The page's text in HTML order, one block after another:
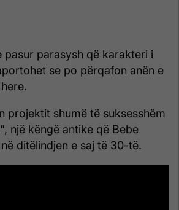
pasur parasysh që karakteri i
se po përqafon anën e
projektit shumë të suksesshëm
një këngë antike që Bebe
ditëlindjen e saj të 30-të.